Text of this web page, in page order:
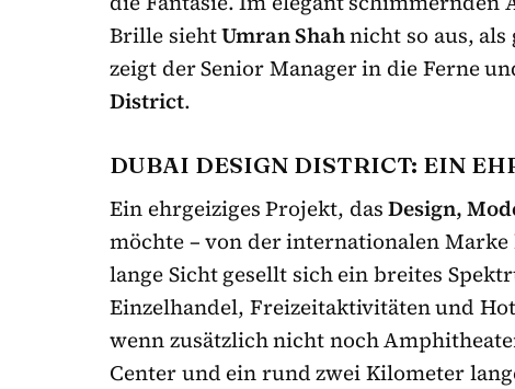
Brille siehtUmran Shahnicht so aus, als
zeigt der Senior Manager in die Ferne
District.
DUBAI DESIGN DISTRICT: EIN
Ein ehrgeiziges Projekt, dasDesign,
möchte – von der internationalen
lange Sicht gesellt sich ein breites
Einzelhandel, Freizeitaktivitäten und
wenn zusätzlich nicht noch
Center und ein rund zwei Kilometer